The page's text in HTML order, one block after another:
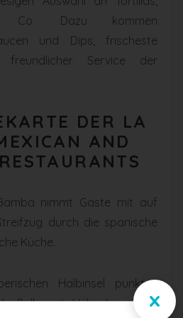
Co. Dazu kommen
und Dips, frischeste
Service der
DER LA
AND
nimmt Gäste mit auf
durch die spanische
Küche.
Halbinsel punkten
Pollo mit Hühnchen, Reis,
x